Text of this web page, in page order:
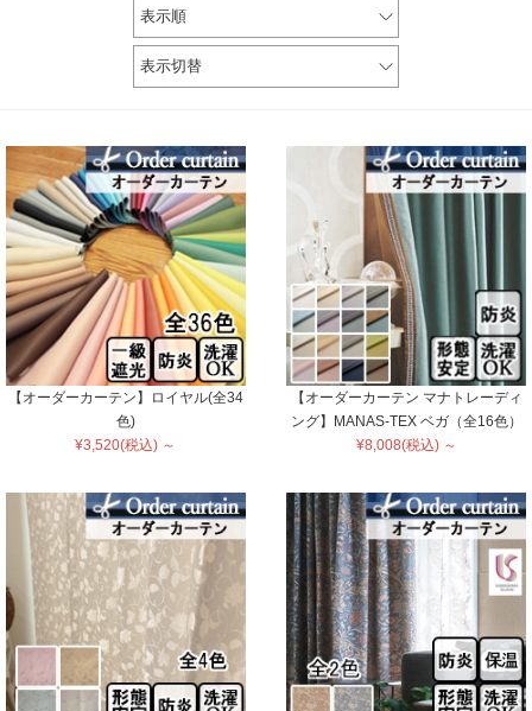
表示順
表示切替
【オーダーカーテン】ロイヤル(全34
色)
¥3,520(税込) ～
【オーダーカーテン マナトレーディ
ング】MANAS-TEX ベガ（全16色）
¥8,008(税込) ～